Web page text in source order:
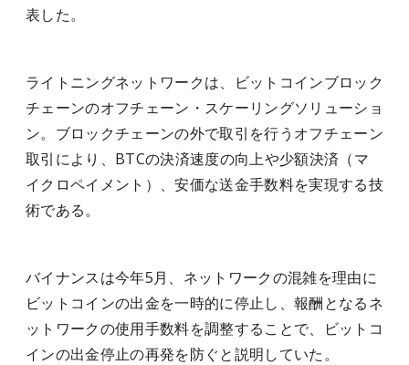
表した。
ライトニングネットワークは、ビットコインブロック
チェーンのオフチェーン・スケーリングソリューショ
ン。ブロックチェーンの外で取引を行うオフチェーン
取引により、BTCの決済速度の向上や少額決済（マ
イクロペイメント）、安価な送金手数料を実現する技
術である。
バイナンスは今年5月、ネットワークの混雑を理由に
ビットコインの出金を一時的に停止し、報酬となるネ
ットワークの使用手数料を調整することで、ビットコ
インの出金停止の再発を防ぐと説明していた。